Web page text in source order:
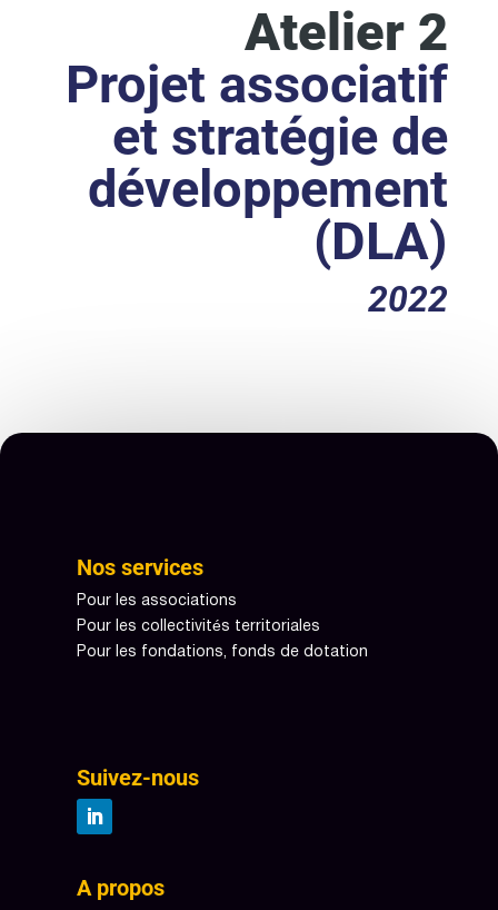
Atelier 2
Projet associatif
et stratégie de
développement
(DLA)
2022
Nos services
Pour les associations
Pour les collectivités territoriales
Pour les fondations, fonds de dotation
Suivez-nous
A propos